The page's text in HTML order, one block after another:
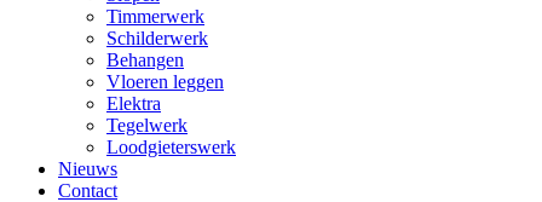
Timmerwerk
Schilderwerk
Behangen
Vloeren leggen
Elektra
Tegelwerk
Loodgieterswerk
Nieuws
Contact